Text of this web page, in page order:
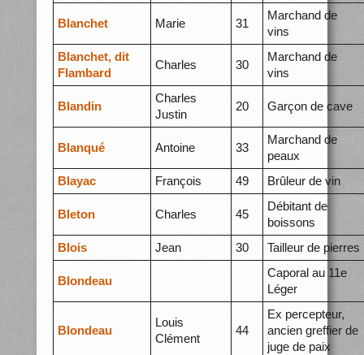
Blanchet Marie 31
Marchand de
vins
Blanchet, dit
Flambard
Charles 30
Marchand de
vins
Blandin
Charles
Justin
20 Garçon de cave
Blanqué Antoine 33
Marchand de
peaux
Blayac
François 49 Brûleur de vin
Bleton Charles 45
Débitant de
boissons
Blois
Jean 30 Tailleur de pierres
Blondeau
Caporal au 11e
Léger
Blondeau
Louis
Clément
44
Ex percepteur,
ancien greffier de
juge de paix